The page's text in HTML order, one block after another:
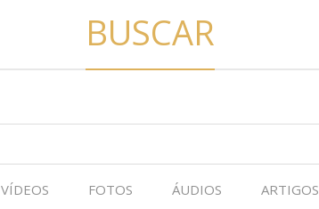
BUSCAR
VÍDEOS FOTOS ÁUDIOS ARTIGOS